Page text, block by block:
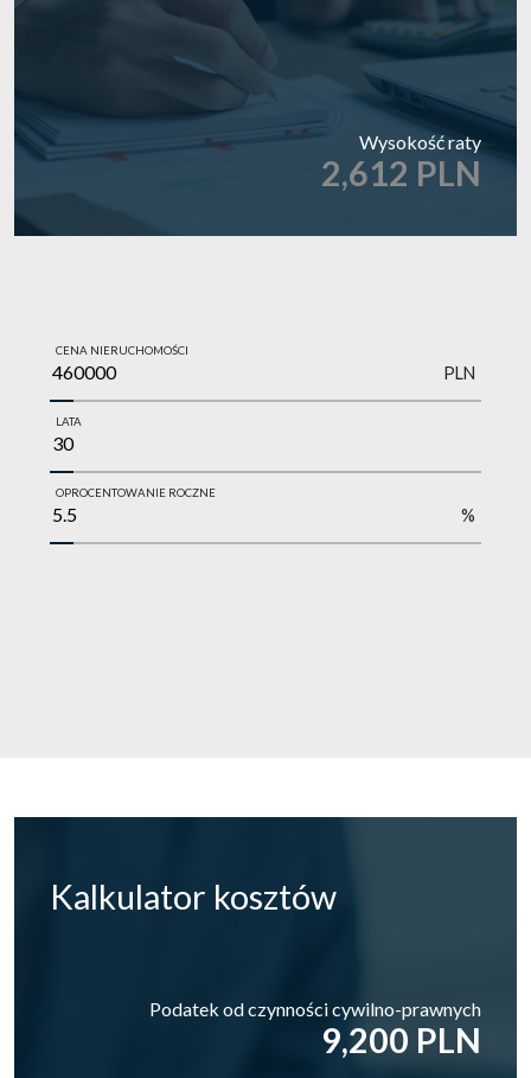
Wysokość raty
2,612 PLN
CENA NIERUCHOMOŚCI
PLN
LATA
OPROCENTOWANIE ROCZNE
%
Kalkulator kosztów
Podatek od czynności cywilno-prawnych
9,200 PLN